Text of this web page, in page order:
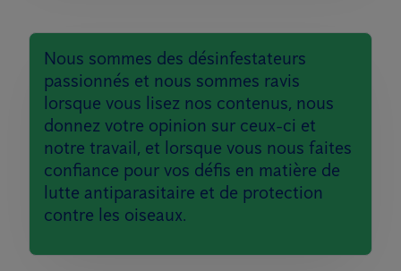
Nous sommes des désinfestateurs
passionnés et nous sommes ravis
lorsque vous lisez nos contenus, nous
donnez votre opinion sur ceux-ci et
notre travail, et lorsque vous nous faites
confiance pour vos défis en matière de
lutte antiparasitaire et de protection
contre les oiseaux.